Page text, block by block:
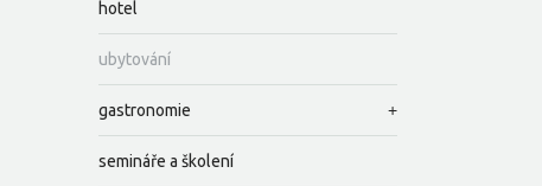
hotel
ubytování
gastronomie
semináře a školení